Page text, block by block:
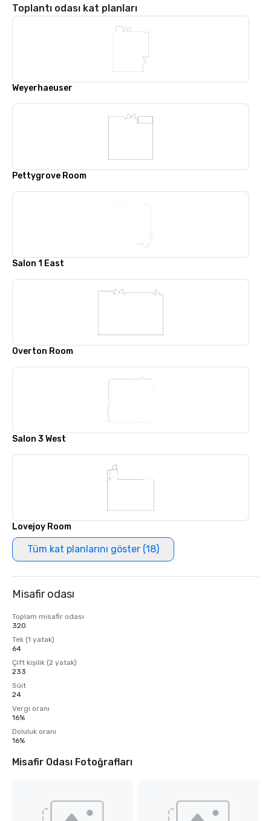
Toplantı odası kat planları
Weyerhaeuser
Pettygrove Room
Salon 1 East
Overton Room
Salon 3 West
Lovejoy Room
Tüm kat planlarını göster (18)
Misafir odası
Toplam misafir odası
320
Tek (1 yatak)
64
Çift kişilik (2 yatak)
233
Süit
24
Vergi oranı
16%
Doluluk oranı
16%
Misafir Odası Fotoğrafları